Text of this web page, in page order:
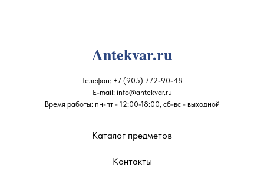
Телефон: +7 (905) 772-90-48
E-mail: info@antekvar.ru
Время работы: пн-пт - 12:00-18:00, сб-вс - выходной
Antekvar.ru
Каталог предметов
Контакты